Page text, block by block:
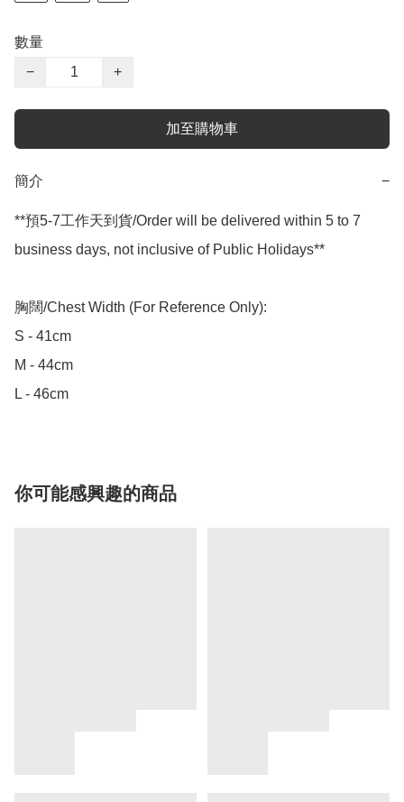
數量
−
+
加至購物車
簡介 −
**預5-7工作天到貨/Order will be delivered within 5 to 7
business days, not inclusive of Public Holidays**
胸闊/Chest Width (For Reference Only):
S - 41cm
M - 44cm
L - 46cm
你可能感興趣的商品